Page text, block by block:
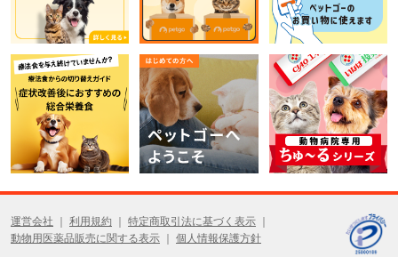
運営会社 利用規約
特定商取引法に基づく表示
動物用医薬品販売に関する表示
個人情報保護方針